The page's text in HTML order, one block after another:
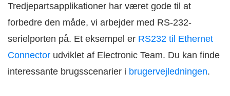
Tredjepartsapplikationer har været gode til at
forbedre den måde, vi arbejder med RS-232-
serielporten på. Et eksempel er RS232 til Ethernet
Connector udviklet af Electronic Team. Du kan finde
interessante brugsscenarier i brugervejledningen.